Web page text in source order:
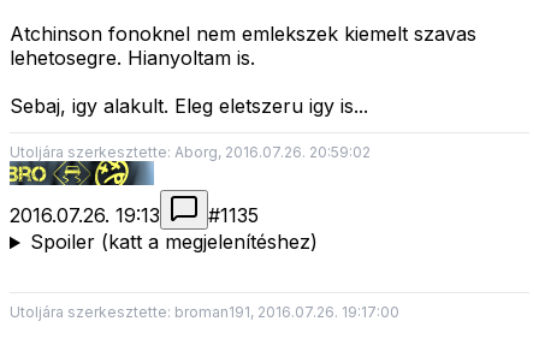
Atchinson fonoknel nem emlekszek kiemelt szavas
lehetosegre. Hianyoltam is.
Sebaj, igy alakult. Eleg eletszeru igy is...
Utoljára szerkesztette: Aborg, 2016.07.26. 20:59:02
2016.07.26. 19:13 #1135
Spoiler (katt a megjelenítéshez)
Utoljára szerkesztette: broman191, 2016.07.26. 19:17:00